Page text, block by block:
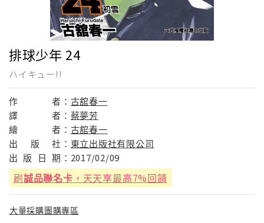
排球少年 24
ハイキュー!!
作 者： 古舘春一
譯
者： 蔡夢芳
繪
者： 古舘春一
出
版 社： 東立出版社有限公司
出 版 日 期： 2017/02/09
刷誠品聯名卡 ，天天享最高7%回饋
大量採購團購專區